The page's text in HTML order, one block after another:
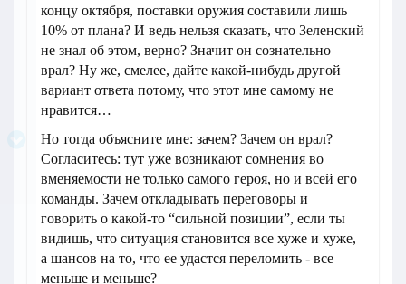
концу октября, поставки оружия составили лишь
10% от плана? И ведь нельзя сказать, что Зеленский
не знал об этом, верно? Значит он сознательно
врал? Ну же, смелее, дайте какой-нибудь другой
вариант ответа потому, что этот мне самому не
нравится…
Но тогда объясните мне: зачем? Зачем он врал?
Согласитесь: тут уже возникают сомнения во
вменяемости не только самого героя, но и всей его
команды. Зачем откладывать переговоры и
говорить о какой-то “сильной позиции”, если ты
видишь, что ситуация становится все хуже и хуже,
а шансов на то, что ее удастся переломить - все
меньше и меньше?